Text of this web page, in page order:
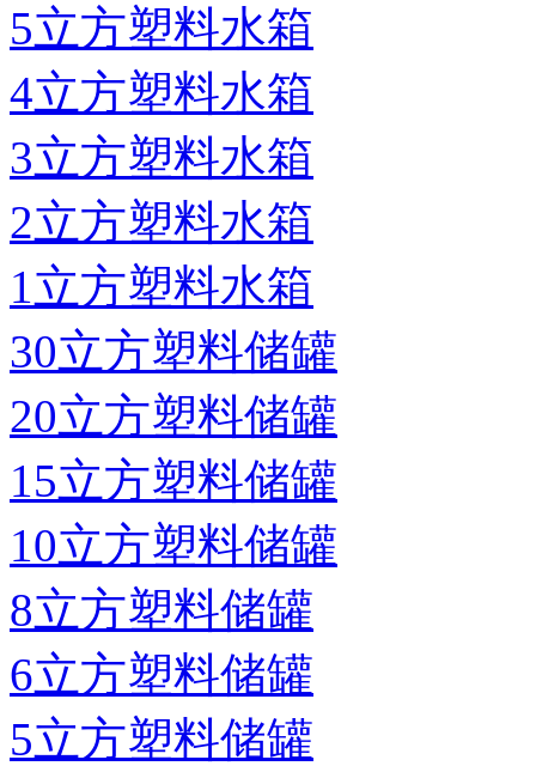
5立方塑料水箱
4立方塑料水箱
3立方塑料水箱
2立方塑料水箱
1立方塑料水箱
30立方塑料储罐
20立方塑料储罐
15立方塑料储罐
10立方塑料储罐
8立方塑料储罐
6立方塑料储罐
5立方塑料储罐